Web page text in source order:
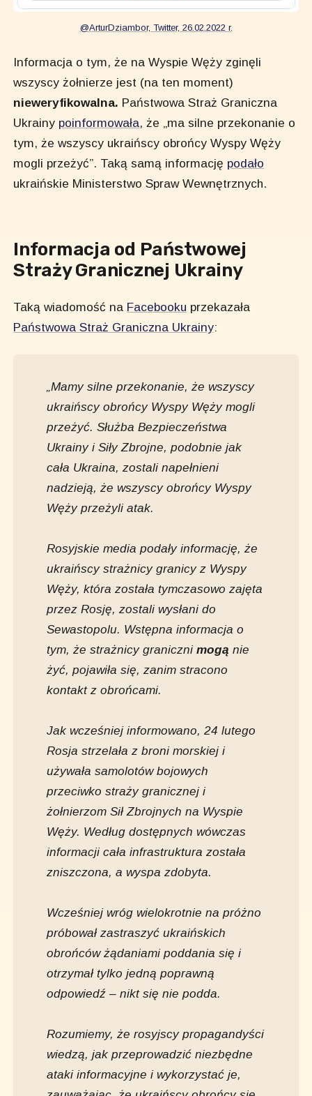
@ArturDziambor, Twitter, 26.02.2022 r.
Informacja o tym, że na Wyspie Węży zginęli
wszyscy żołnierze jest (na ten moment)
nieweryfikowalna. Państwowa Straż Graniczna
Ukrainy poinformowała, że „ma silne przekonanie o
tym, że wszyscy ukraińscy obrońcy Wyspy Węży
mogli przeżyć”. Taką samą informację podało
ukraińskie Ministerstwo Spraw Wewnętrznych.
Informacja od Państwowej
Straży Granicznej Ukrainy
Taką wiadomość na Facebooku przekazała
Państwowa Straż Graniczna Ukrainy:
„Mamy silne przekonanie, że wszyscy
ukraińscy obrońcy Wyspy Węży mogli
przeżyć. Służba Bezpieczeństwa
Ukrainy i Siły Zbrojne, podobnie jak
cała Ukraina, zostali napełnieni
nadzieją, że wszyscy obrońcy Wyspy
Węży przeżyli atak.
Rosyjskie media podały informację, że
ukraińscy strażnicy granicy z Wyspy
Węży, która została tymczasowo zajęta
przez Rosję, zostali wysłani do
Sewastopolu. Wstępna informacja o
tym, że strażnicy granicznimogąnie
żyć, pojawiła się, zanim stracono
kontakt z obrońcami.
Jak wcześniej informowano, 24 lutego
Rosja strzelała z broni morskiej i
używała samolotów bojowych
przeciwko straży granicznej i
żołnierzom Sił Zbrojnych na Wyspie
Węży. Według dostępnych wówczas
informacji cała infrastruktura została
zniszczona, a wyspa zdobyta.
Wcześniej wróg wielokrotnie na próżno
próbował zastraszyć ukraińskich
obrońców żądaniami poddania się i
otrzymał tylko jedną poprawną
odpowiedź – nikt się nie podda.
Rozumiemy, że rosyjscy propagandyści
wiedzą, jak przeprowadzić niezbędne
ataki informacyjne i wykorzystać je,